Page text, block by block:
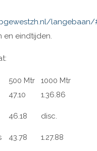
en eindtijden.
500 Mtr
1000 Mtr
47.10
1.36.86
46.18 disc.
43.78
1.27.88